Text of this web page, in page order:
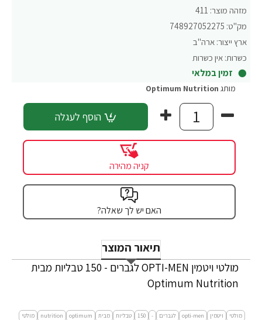
מזהה מוצר: 411
מק"ט: 748927052275
ארץ ייצור: ארה"ב
כשרות: אין כשרות
זמין במלאי
מותג Optimum Nutrition
הוסף לעגלה
קניה מהירה
האם יש לך שאלה?
תיאור המוצר
מולטי ויטמין OPTI-MEN לגברים - 150 טבליות מבית
Optimum Nutrition
מולטי ויטמין opti-men לגברים -
150 טבליות מבית optimum
nutrition
מולטי